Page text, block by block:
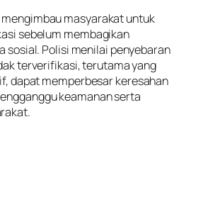
masyarakat untuk
sebelum membagikan
sosial. Polisi menilai penyebaran
terverifikasi, terutama yang
dapat memperbesar keresahan
keamanan serta